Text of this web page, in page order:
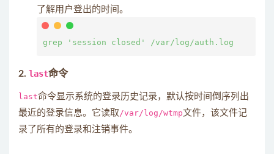
了解用户登出的时间。
2. last命令
last命令显示系统的登录历史记录，默认按时间倒序列出
最近的登录信息。它读取/var/log/wtmp文件，该文件记
录了所有的登录和注销事件。